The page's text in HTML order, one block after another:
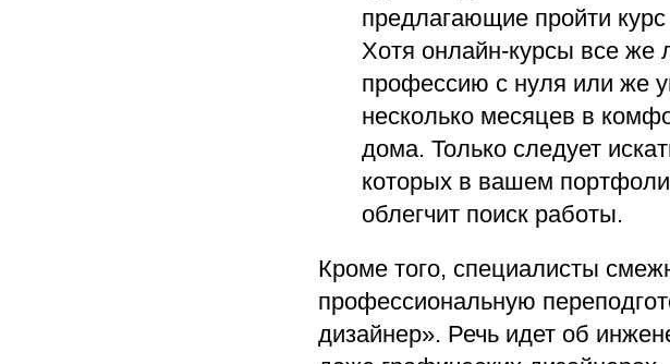
предлагающие пройти
Хотя онлайн-курсы все же
профессию с нуля или же
несколько месяцев в
дома. Только следует
которых в вашем
облегчит поиск работы.
Кроме того, специалисты
профессиональную
дизайнер». Речь идет об